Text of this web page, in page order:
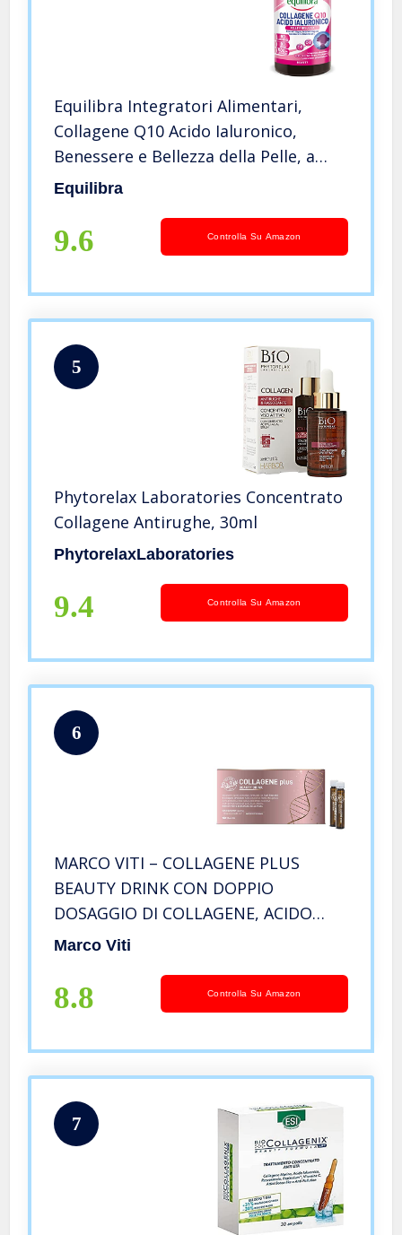
Equilibra Integratori Alimentari,
Collagene Q10 Acido Ialuronico,
Benessere e Bellezza della Pelle, a
Base di Collagene Idrolizzato, Acido
ed E, 90 Compresse
Equilibra
9.6 Controlla Su Amazon
5
Phytorelax Laboratories Concentrato
Collagene Antirughe, 30ml
PhytorelaxLaboratories
9.4 Controlla Su Amazon
6
MARCO VITI – COLLAGENE PLUS
BEAUTY DRINK CON DOPPIO
DOSAGGIO DI COLLAGENE, ACIDO
JALURONICO, BIOTINA.
Marco Viti
8.8 Controlla Su Amazon
7